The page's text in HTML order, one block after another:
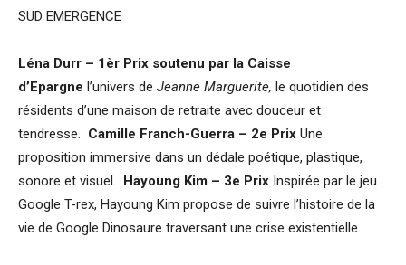
SUD EMERGENCE
Léna Durr – 1èr Prix soutenu par la Caisse
d’Epargne l’univers de Jeanne Marguerite, le quotidien des
résidents d’une maison de retraite avec douceur et
tendresse. Camille Franch-Guerra – 2e Prix Une
proposition immersive dans un dédale poétique, plastique,
sonore et visuel. Hayoung Kim – 3e Prix Inspirée par le jeu
Google T-rex, Hayoung Kim propose de suivre l’histoire de la
vie de Google Dinosaure traversant une crise existentielle.